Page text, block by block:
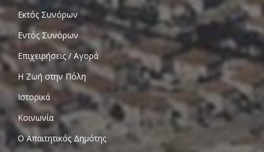
Εκτός Συνόρων
Εντός Συνόρων
Επιχειρήσεις / Αγορά
Η Ζωή στην Πόλη
Ιστορικά
Κοινωνία
Ο Απαιτητικός Δημότης